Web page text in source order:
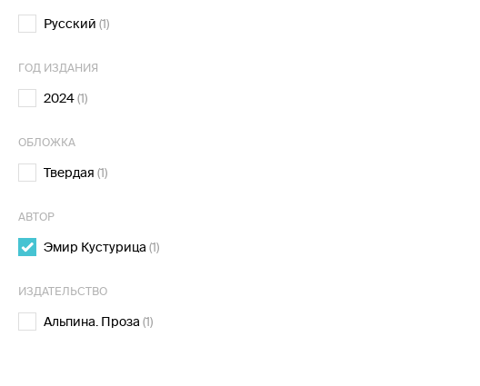
Русский (1)
ГОД ИЗДАНИЯ
2024(1)
ОБЛОЖКА
Твердая (1)
АВТОР
Эмир Кустурица (1)
ИЗДАТЕЛЬСТВО
Альпина. Проза (1)